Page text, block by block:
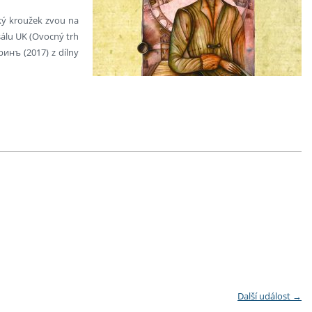
kroužek zvou na
UK (Ovocný trh
(2017) z dílny
Další událost →